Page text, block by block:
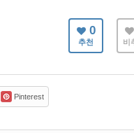
0
추천 비
Pinterest